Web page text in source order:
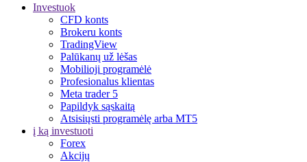
Investuok
CFD konts
Brokeru konts
TradingView
Palūkanų už lėšas
Mobilioji programėlė
Profesionalus klientas
Meta trader 5
Papildyk sąskaitą
Atsisiųsti programėlę arba MT5
į ką investuoti
Forex
Akcijų